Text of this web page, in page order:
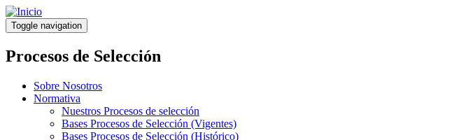
Pasar
al
contenido
principal
Toggle navigation
Procesos de Selección
Sobre Nosotros
Normativa
Nuestros Procesos de selección
Bases Procesos de Selección (Vigentes)
Bases Procesos de Selección (Histórico)